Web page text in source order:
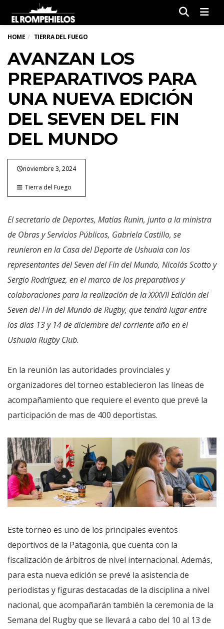
HOME TIERRA DEL FUEGO
AVANZAN LOS
PREPARATIVOS PARA
UNA NUEVA EDICIÓN
DEL SEVEN DEL FIN
DEL MUNDO
noviembre 3, 2024
Tierra del Fuego
El secretario de Deportes, Matías Runin, junto a la ministra
de Obras y Servicios Públicos, Gabriela Castillo, se
reunieron en la Casa del Deporte de Ushuaia con los
representantes del Seven del Fin del Mundo, Nicolás Scotto y
Sergio Rodríguez, en el marco de los preparativos y
colaboraciones para la realización de la XXXVII Edición del
Seven del Fin del Mundo de Rugby, que tendrá lugar entre
los días 13 y 14 de diciembre del corriente año en el
Ushuaia Rugby Club.
En la reunión las autoridades provinciales y
organizadores del torneo establecieron las líneas de
acompañamiento que requiere el evento que prevé la
participación de mas de 400 deportistas.
Este torneo es uno de los principales eventos
deportivos de la Patagonia, que cuenta con la
fiscalización de árbitros de nivel internacional. Además,
para esta nueva edición se prevé la asistencia de
periodistas y figuras destacadas de la disciplina a nivel
nacional, que acompañarán también la ceremonia de la
Semana del Rugby que se llevará a cabo del 10 al 13 de